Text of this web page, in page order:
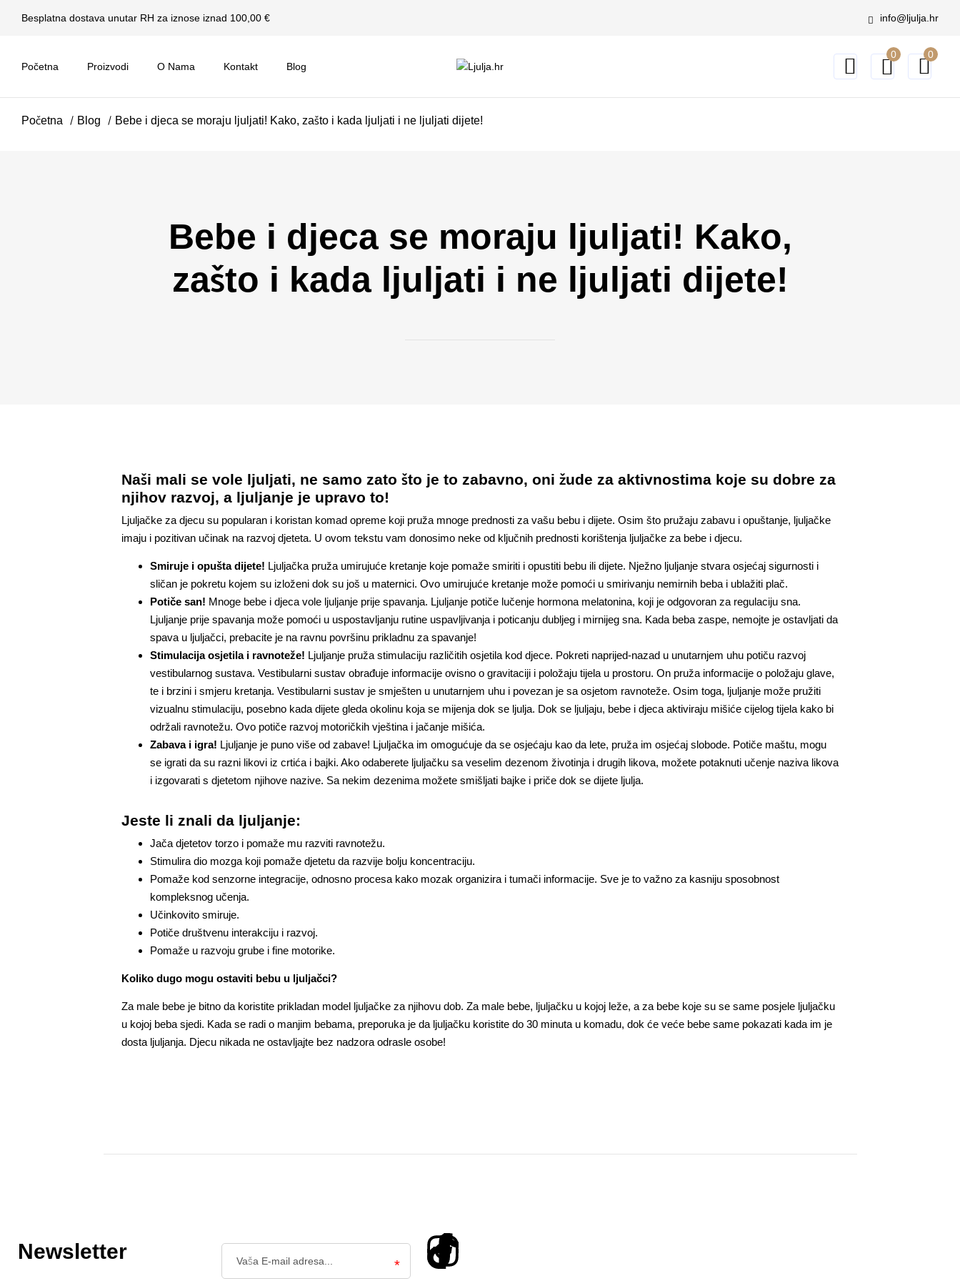
Besplatna dostava unutar RH za iznose iznad 100,00 € info@ljulja.hr
Početna Proizvodi O Nama Kontakt Blog
0 0
Početna Blog Bebe i djeca se moraju ljuljati! Kako, zašto i kada ljuljati i ne ljuljati dijete!
Bebe i djeca se moraju ljuljati! Kako,
zašto i kada ljuljati i ne ljuljati dijete!
Naši mali se vole ljuljati, ne samo zato što je to zabavno, oni žude za aktivnostima koje su dobre za
njihov razvoj, a ljuljanje je upravo to!
Ljuljačke za djecu su popularan i koristan komad opreme koji pruža mnoge prednosti za vašu bebu i dijete. Osim što pružaju zabavu i opuštanje, ljuljačke
imaju i pozitivan učinak na razvoj djeteta. U ovom tekstu vam donosimo neke od ključnih prednosti korištenja ljuljačke za bebe i djecu.
Smiruje i opušta dijete! Ljuljačka pruža umirujuće kretanje koje pomaže smiriti i opustiti bebu ili dijete. Nježno ljuljanje stvara osjećaj sigurnosti i
sličan je pokretu kojem su izloženi dok su još u maternici. Ovo umirujuće kretanje može pomoći u smirivanju nemirnih beba i ublažiti plač.
Potiče san! Mnoge bebe i djeca vole ljuljanje prije spavanja. Ljuljanje potiče lučenje hormona melatonina, koji je odgovoran za regulaciju sna.
Ljuljanje prije spavanja može pomoći u uspostavljanju rutine uspavljivanja i poticanju dubljeg i mirnijeg sna. Kada beba zaspe, nemojte je ostavljati da
spava u ljuljačci, prebacite je na ravnu površinu prikladnu za spavanje!
Stimulacija osjetila i ravnoteže! Ljuljanje pruža stimulaciju različitih osjetila kod djece. Pokreti naprijed-nazad u unutarnjem uhu potiču razvoj
vestibularnog sustava. Vestibularni sustav obrađuje informacije ovisno o gravitaciji i položaju tijela u prostoru. On pruža informacije o položaju glave,
te i brzini i smjeru kretanja. Vestibularni sustav je smješten u unutarnjem uhu i povezan je sa osjetom ravnoteže. Osim toga, ljuljanje može pružiti
vizualnu stimulaciju, posebno kada dijete gleda okolinu koja se mijenja dok se ljulja. Dok se ljuljaju, bebe i djeca aktiviraju mišiće cijelog tijela kako bi
održali ravnotežu. Ovo potiče razvoj motoričkih vještina i jačanje mišića.
Zabava i igra! Ljuljanje je puno više od zabave! Ljuljačka im omogućuje da se osjećaju kao da lete, pruža im osjećaj slobode. Potiče maštu, mogu
se igrati da su razni likovi iz crtića i bajki. Ako odaberete ljuljačku sa veselim dezenom životinja i drugih likova, možete potaknuti učenje naziva likova
i izgovarati s djetetom njihove nazive. Sa nekim dezenima možete smišljati bajke i priče dok se dijete ljulja.
Jeste li znali da ljuljanje:
Jača djetetov torzo i pomaže mu razviti ravnotežu.
Stimulira dio mozga koji pomaže djetetu da razvije bolju koncentraciju.
Pomaže kod senzorne integracije, odnosno procesa kako mozak organizira i tumači informacije. Sve je to važno za kasniju sposobnost
kompleksnog učenja.
Učinkovito smiruje.
Potiče društvenu interakciju i razvoj.
Pomaže u razvoju grube i fine motorike.
Koliko dugo mogu ostaviti bebu u ljuljačci?
Za male bebe je bitno da koristite prikladan model ljuljačke za njihovu dob. Za male bebe, ljuljačku u kojoj leže, a za bebe koje su se same posjele ljuljačku
u kojoj beba sjedi. Kada se radi o manjim bebama, preporuka je da ljuljačku koristite do 30 minuta u komadu, dok će veće bebe same pokazati kada im je
dosta ljuljanja. Djecu nikada ne ostavljajte bez nadzora odrasle osobe!
Newsletter